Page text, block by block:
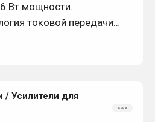
Вт мощности.
токовой передачи
/Усилители для